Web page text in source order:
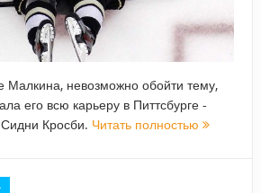
Малкина, невозможно обойти тему,
его всю карьеру в Питтсбурге -
Кросби. Читать полностью